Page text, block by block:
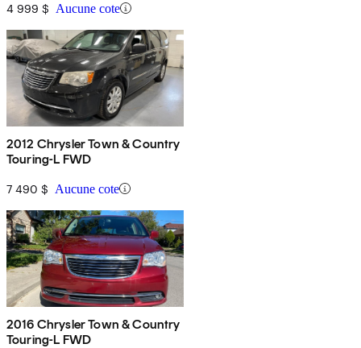
4 999 $ Aucune cote
2012 Chrysler Town & Country
Touring-L FWD
7 490 $ Aucune cote
2016 Chrysler Town & Country
Touring-L FWD